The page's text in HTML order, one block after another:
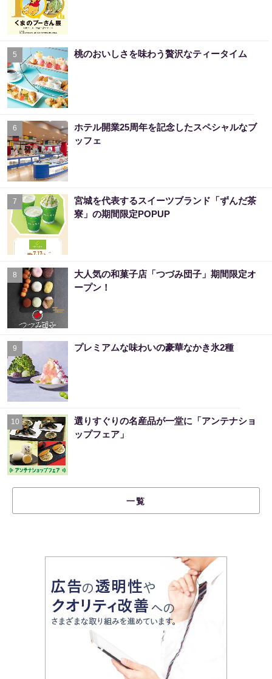
5 桃のおいしさを味わう贅沢なティータイム
6
ホテル開業25周年を記念したスペシャルなブ
ッフェ
7
宮城を代表するスイーツブランド「ずんだ茶
寮」の期間限定POPUP
8
大人気の和菓子店「つづみ団子」期間限定オ
ープン！
9 プレミアムな味わいの豪華なかき氷2種
10
選りすぐりの名産品が一堂に「アンテナショ
ップフェア」
一覧